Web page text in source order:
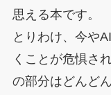
思える本です。
とりわけ、今や
くことが危惧さ
の部分はどんど